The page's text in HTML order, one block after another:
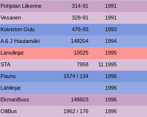
Pohjolan Liikenne 314-91 1991
Vesanen 328-91 1991
Koiviston Oulu 476-93 1993
A & J Hautamäki 148204 1994
Länsilinjat 10025 1995
STA 7958 11.1995
Paunu 1574 / 134 1996
Lähilinjat 1996
EkmanBuss 148603 1996
OlliBus 1962 / 176 1996